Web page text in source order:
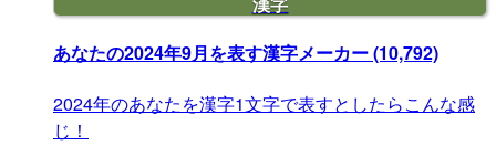
漢字
あなたの2024年9月を表す漢字メーカー(10,792)
2024年のあなたを漢字1文字で表すとしたらこんな感
じ！